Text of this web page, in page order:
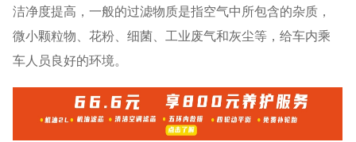
洁净度提高，一般的过滤物质是指空气中所包含的杂质，
微小颗粒物、花粉、细菌、工业废气和灰尘等，给车内乘
车人员良好的环境。